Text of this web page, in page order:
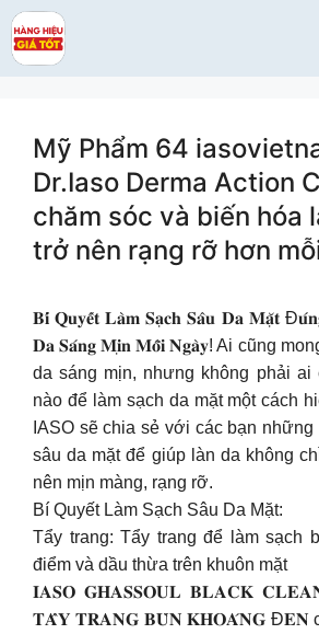
Skip
to
content
Mỹ Phẩm 64
Dr.Iaso Derma Action
chăm sóc và biến hóa
trở nên rạng rỡ hơn
𝐁𝐢́ 𝐐𝐮𝐲𝐞̂́𝐭 𝐋𝐚̀𝐦 𝐒𝐚̣𝐜𝐡 𝐒𝐚̂𝐮 𝐃𝐚 𝐌𝐚̣̆𝐭
𝐃𝐚 𝐒𝐚́𝐧𝐠 𝐌𝐢̣𝐧 𝐌𝐨̂̃𝐢 𝐍𝐠𝐚̀𝐲! Ai cũng
da sáng mịn, nhưng không phải ai
nào để làm sạch da mặt một cách
IASO sẽ chia sẻ với các bạn
sâu da mặt để giúp làn da không
nên mịn màng, rạng rỡ.
Bí Quyết Làm Sạch Sâu Da Mặt:
Tẩy trang: Tẩy trang để làm sạch
điểm và dầu thừa trên khuôn mặt
𝐈𝐀𝐒𝐎 𝐆𝐇𝐀𝐒𝐒𝐎𝐔𝐋 𝐁𝐋𝐀𝐂𝐊
𝐓𝐀̂̉𝐘 𝐓𝐑𝐀𝐍𝐆 𝐁𝐔̀𝐍 𝐊𝐇𝐎𝐀́𝐍𝐆 Đ𝐄𝐍